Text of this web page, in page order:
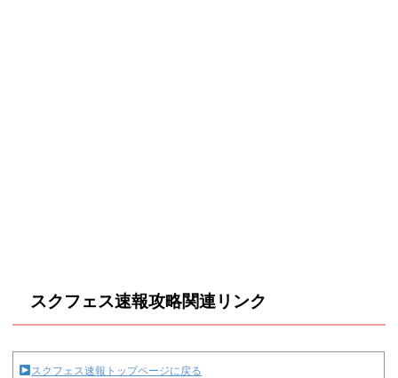
スクフェス速報攻略関連リンク
スクフェス速報トップページに戻る